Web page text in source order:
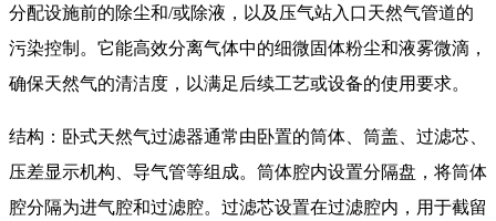
分配设施前的除尘和/或除液，以及压气站入口天然气管道的
污染控制。它能高效分离气体中的细微固体粉尘和液雾微滴，
确保天然气的清洁度，以满足后续工艺或设备的使用要求。
结构：卧式天然气过滤器通常由卧置的筒体、筒盖、过滤芯、
压差显示机构、导气管等组成。筒体腔内设置分隔盘，将筒体
腔分隔为进气腔和过滤腔。过滤芯设置在过滤腔内，用于截留